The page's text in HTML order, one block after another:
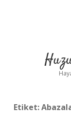
Etiket: